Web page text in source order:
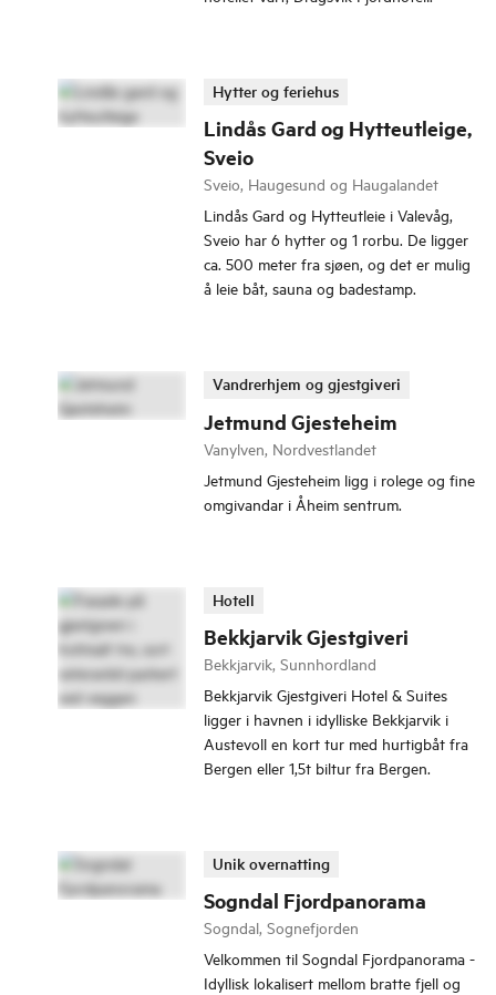
Lindås Gard og Hytteutleige,
Sveio
Hytter og feriehus
Sveio, Haugesund og Haugalandet
Lindås Gard og Hytteutleie i Valevåg,
Sveio har 6 hytter og 1 rorbu. De ligger
ca. 500 meter fra sjøen, og det er mulig
å leie båt, sauna og badestamp.
Jetmund Gjesteheim
Vandrerhjem og gjestgiveri
Vanylven, Nordvestlandet
Jetmund Gjesteheim ligg i rolege og fine
omgivandar i Åheim sentrum.
Bekkjarvik Gjestgiveri
Hotell
Bekkjarvik, Sunnhordland
Bekkjarvik Gjestgiveri Hotel & Suites
ligger i havnen i idylliske Bekkjarvik i
Austevoll en kort tur med hurtigbåt fra
Bergen eller 1,5t biltur fra Bergen.
Sogndal Fjordpanorama
Unik overnatting
Sogndal, Sognefjorden
Velkommen til Sogndal Fjordpanorama -
Idyllisk lokalisert mellom bratte fjell og